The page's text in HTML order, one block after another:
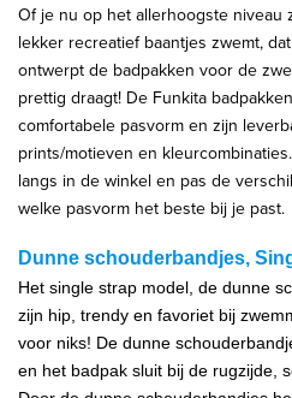
Of je nu op het allerhoogste niveau
lekker recreatief baantjes zwemt,
ontwerpt de badpakken voor de
prettig draagt! De Funkita
comfortabele pasvorm en zijn
prints/motieven en
langs in de winkel en pas de
welke pasvorm het beste bij je past.
Dunne schouderbandjes,
Het single strap model, de dunne
zijn hip, trendy en favoriet bij
voor niks! De dunne
en het badpak sluit bij de rugzijde,